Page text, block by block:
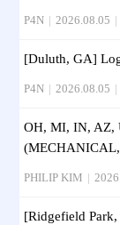
P4N | 2026.08.05 |
[Duluth, GA]
P4N | 2026.08.05 |
OH, MI, IN, AZ,
PHILIP KIM |
[Ridgefield